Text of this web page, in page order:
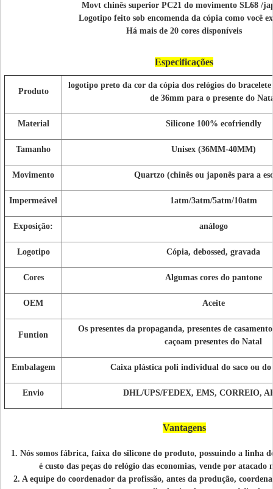
Movt chinês superior PC21 do movimento SL68 /
Logotipo feito sob encomenda da cópia como você
Há mais de 20 cores disponíveis
Especificações
Produto
logotipo preto da cor da cópia dos relógios do
de 36mm para o presente do
Material Silicone 100% ecofriendly
Tamanho Unisex (36MM-40MM)
Movimento Quartzo (chinês ou japonês para a
Impermeável 1atm/3atm/5atm/10atm
Exposição: análogo
Logotipo Cópia, debossed, gravada
Cores Algumas cores do pantone
OEM Aceite
Funtion
Os presentes da propaganda, presentes de
caçoam presentes do Natal
Embalagem Caixa plástica poli individual do saco ou do
Envio DHL/UPS/FEDEX, EMS, CORREIO,
Vantagens
1. Nós somos fábrica, faixa do silicone do produto, possuindo a linha
é custo das peças do relógio das economias, vende por atacado
2. A equipe do coordenador da profissão, antes da produção,